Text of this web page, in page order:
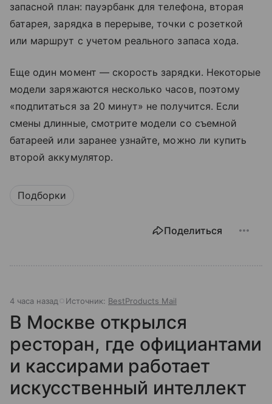
запасной план: пауэрбанк для телефона, вторая
батарея, зарядка в перерыве, точки с розеткой
или маршрут с учетом реального запаса хода.
Еще один момент — скорость зарядки. Некоторые
модели заряжаются несколько часов, поэтому
«подпитаться за 20 минут» не получится. Если
смены длинные, смотрите модели со съемной
батареей или заранее узнайте, можно ли купить
второй аккумулятор.
Подборки
Поделиться
4 часа назад Источник: BestProducts Mail
В Москве открылся
ресторан, где официантами
и кассирами работает
искусственный интеллект